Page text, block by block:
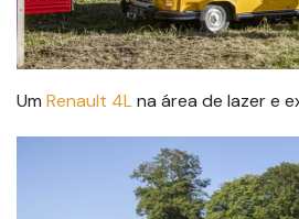
Um Renault 4Lna área de lazer e